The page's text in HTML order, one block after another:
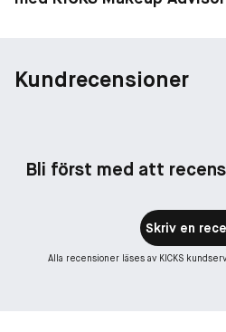
Kundrecensioner
Bli först med att
Skriv en
Alla recensioner läses av KICKS